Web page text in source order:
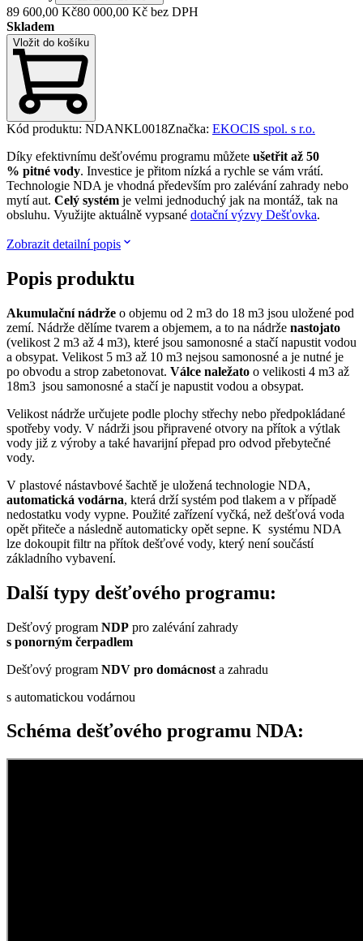
89 600,00 Kč80 000,00 Kč bez DPH
Skladem
Vložit do košíku
Kód produktu: NDANKL0018Značka: EKOCIS spol. s r.o.
Díky efektivnímu dešťovému programu můžete ušetřit až 50
% pitné vody. Investice je přitom nízká a rychle se vám vrátí.
Technologie NDA je vhodná především pro zalévání zahrady nebo
mytí aut. Celý systém je velmi jednoduchý jak na montáž, tak na
obsluhu. Využijte aktuálně vypsané dotační výzvy Dešťovka.
Zobrazit detailní popis
Popis produktu
Akumulační nádrže o objemu od 2 m3 do 18 m3 jsou uložené pod
zemí. Nádrže dělíme tvarem a objemem, a to na nádrže nastojato
(velikost 2 m3 až 4 m3), které jsou samonosné a stačí napustit vodou
a obsypat. Velikost 5 m3 až 10 m3 nejsou samonosné a je nutné je
po obvodu a strop zabetonovat. Válce naležato o velikosti 4 m3 až
18m3 jsou samonosné a stačí je napustit vodou a obsypat.
Velikost nádrže určujete podle plochy střechy nebo předpokládané
spotřeby vody. V nádrži jsou připravené otvory na přítok a výtlak
vody již z výroby a také havarijní přepad pro odvod přebytečné
vody.
V plastové nástavbové šachtě je uložená technologie NDA,
automatická vodárna, která drží systém pod tlakem a v případě
nedostatku vody vypne. Použité zařízení vyčká, než dešťová voda
opět přiteče a následně automaticky opět sepne. K systému NDA
lze dokoupit filtr na přítok dešťové vody, který není součástí
základního vybavení.
Další typy dešťového programu:
Dešťový program NDP pro zalévání zahrady
s ponorným čerpadlem
Dešťový program NDV pro domácnost a zahradu
s automatickou vodárnou
Schéma dešťového programu NDA: